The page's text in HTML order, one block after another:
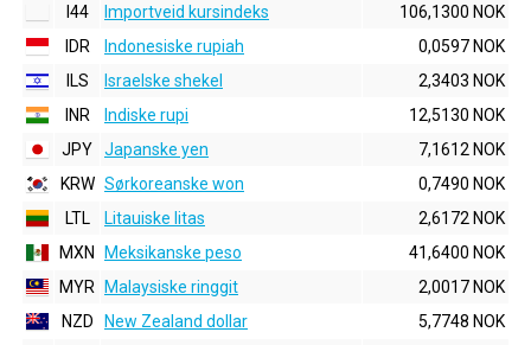
I44
Importveid kursindeks
106,1300 NOK
IDR
Indonesiske rupiah
0,0597 NOK
ILS
Israelske shekel
2,3403 NOK
INR
Indiske rupi
12,5130 NOK
JPY
Japanske yen
7,1612 NOK
KRW Sørkoreanske won
0,7490 NOK
LTL
Litauiske litas
2,6172 NOK
MXN
Meksikanske peso
41,6400 NOK
MYR
Malaysiske ringgit
2,0017 NOK
NZD
New Zealand dollar
5,7748 NOK